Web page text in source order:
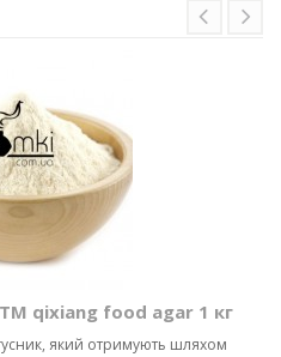
qixiang food agar 1 кг
який отримують шляхом